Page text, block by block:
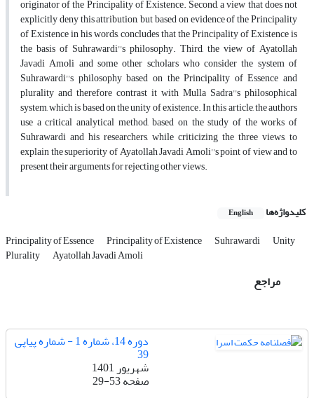
originator of the Principality of Existence. Second, a view that does not
explicitly deny this attribution, but based on evidence of the Principality
of Existence in his words, concludes that the Principality of Existence is
the basis of Suhrawardi''s philosophy. Third, the view of Ayatollah
Javadi Amoli and some other scholars who consider the system of
Suhrawardi''s philosophy based on the Principality of Essence and
plurality and therefore contrast it with Mulla Sadra''s philosophical
system, which is based on the unity of existence. In this article, the authors
use a critical analytical method, based on the study of the works of
Suhrawardi and his researchers, while criticizing the three views, to
explain the superiority of Ayatollah Javadi Amoli''s point of view and to
present their arguments for rejecting other views.
کلیدواژه‌ها English
Principality of Essence Principality of Existence Suhrawardi Unity
Plurality Ayatollah Javadi Amoli
مراجع
دوره 14، شماره 1 - شماره پیاپی
39
شهریور 1401
صفحه29-53